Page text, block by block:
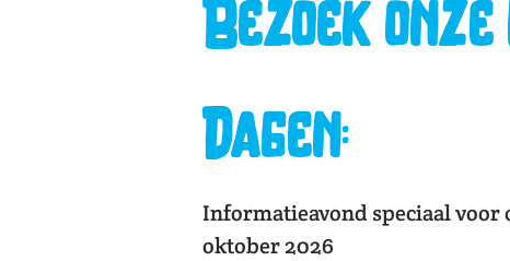
Bezoek onze
Dagen:
Informatieavond speciaal voor
oktober 2026